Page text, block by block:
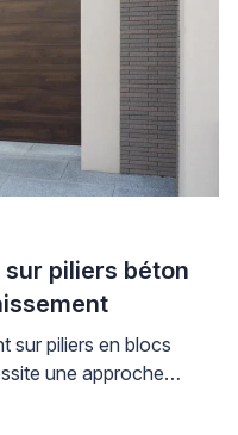
piliers béton
sur piliers en blocs
une approche
mécaniques